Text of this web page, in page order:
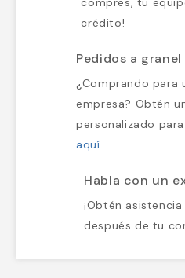
compres, tu
Pedidos a
¿Comprando para
empresa? Obtén
personalizado para
aquí
Habla con un
¡Obtén
después de tu